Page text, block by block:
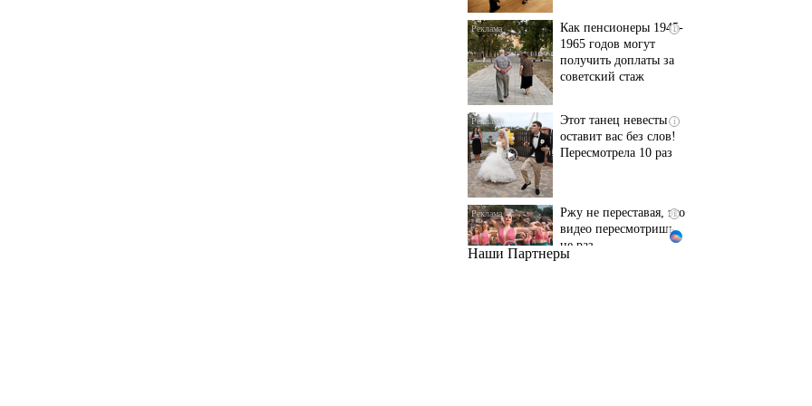
советский стаж
Этот танец невесты
Ролик длится пару
Наши Партнеры